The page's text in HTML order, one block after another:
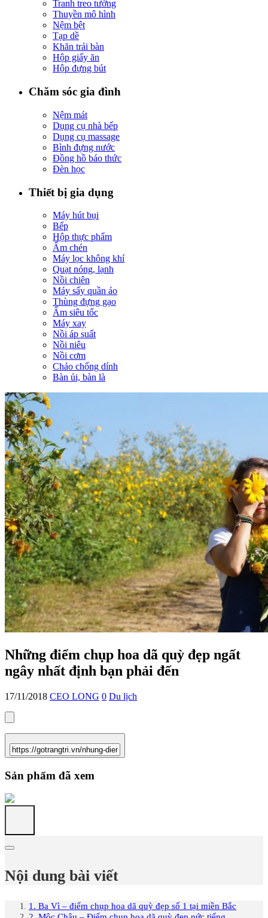
Tranh treo tường
Thuyền mô hình
Nệm bệt
Tạp dề
Khăn trải bàn
Hộp giấy ăn
Hộp đựng bút
Chăm sóc gia đình
Nệm mát
Dụng cụ nhà bếp
Dụng cụ massage
Bình đựng nước
Đồng hồ báo thức
Đèn học
Thiết bị gia dụng
Máy hút bụi
Bếp
Hộp thực phẩm
Ấm chén
Máy lọc không khí
Quạt nóng, lạnh
Nồi chiên
Máy sấy quần áo
Thùng đựng gạo
Ấm siêu tốc
Máy xay
Nồi áp suất
Nồi niêu
Nồi cơm
Chảo chống dính
Bàn ủi, bàn là
Những điểm chụp hoa dã quỳ đẹp ngất
ngây nhất định bạn phải đến
17/11/2018 CEO LONG 0 Du lịch
Sản phẩm đã xem
Nội dung bài viết
1. Ba Vì – điểm chụp hoa dã quỳ đẹp số 1 tại miền Bắc